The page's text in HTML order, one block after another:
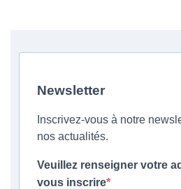
Newsletter
Inscrivez-vous à notre
nos actualités.
Veuillez renseigner votre
vous inscrire